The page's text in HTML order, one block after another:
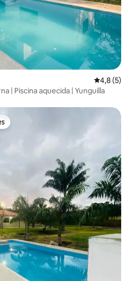
4,8 de
4,8 (5)
| Piscina aquecida | Yunguilla